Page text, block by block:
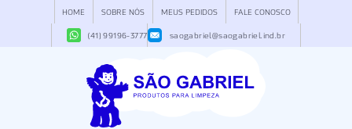
HOME SOBRE NÓS MEUS PEDIDOS FALE CONOSCO
(41) 99196-3777 saogabriel@saogabriel.ind.br